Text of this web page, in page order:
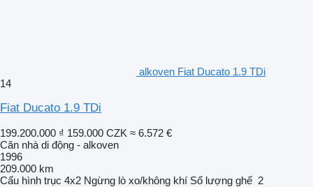
alkoven Fiat Ducato 1.9 TDi
14
Fiat Ducato 1.9 TDi
199.200.000 ₫ 159.000 CZK ≈ 6.572 €
Căn nhà di động - alkoven
1996
209.000 km
Cấu hình trục 4x2 Ngừng lò xo/không khí Số lượng ghế 2